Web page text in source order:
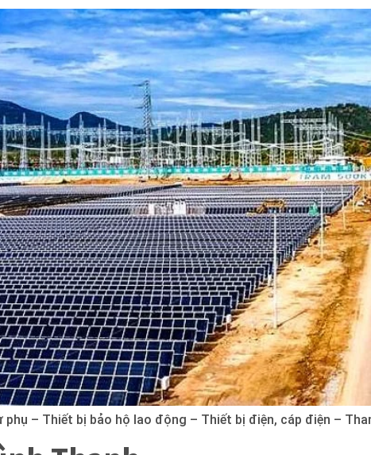
– Thiết bị bảo hộ lao động – Thiết bị điện, cáp điện –